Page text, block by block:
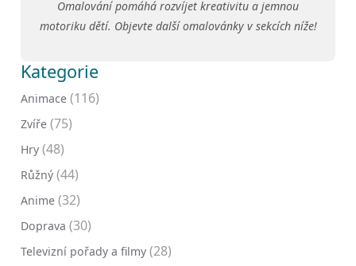
Omalování pomáhá rozvíjet kreativitu a jemnou
motoriku dětí. Objevte další omalovánky v sekcích níže!
Kategorie
Animace (116)
Zvíře (75)
Hry (48)
Růžný (44)
Anime (32)
Doprava (30)
Televizní pořady a filmy (28)